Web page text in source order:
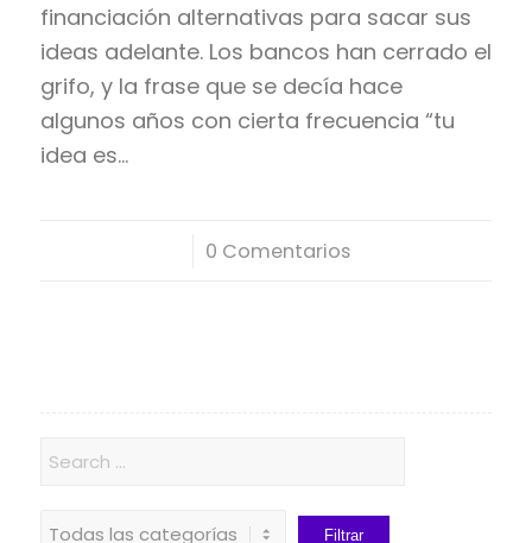
financiación alternativas para sacar sus
ideas adelante. Los bancos han cerrado el
grifo, y la frase que se decía hace
algunos años con cierta frecuencia “tu
idea es…
0 Comentarios